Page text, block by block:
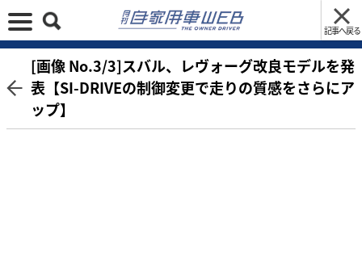
記事へ戻る
[画像 No.3/3]スバル、レヴォーグ改良モデルを発
表【SI-DRIVEの制御変更で走りの質感をさらにア
ップ】